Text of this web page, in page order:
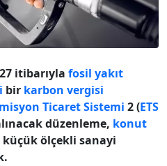
itibarıyla fosil yakıt
bir karbon vergisi
Ticaret Sistemi 2 (ETS
düzenleme, konut
küçük ölçekli sanayi